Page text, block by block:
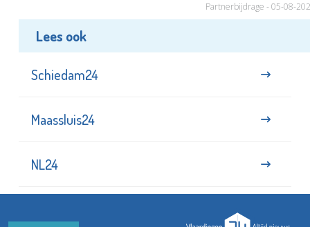
Partnerbijdrage - 05-08-
Lees ook
Schiedam24
Maassluis24
NL24